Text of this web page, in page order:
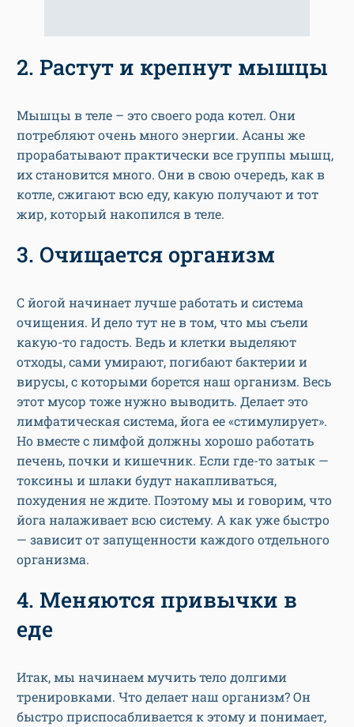
2. Растут и крепнут мышцы
Мышцы в теле – это своего рода котел. Они
потребляют очень много энергии. Асаны же
прорабатывают практически все группы мышц,
их становится много. Они в свою очередь, как в
котле, сжигают всю еду, какую получают и тот
жир, который накопился в теле.
3. Очищается организм
С йогой начинает лучше работать и система
очищения. И дело тут не в том, что мы съели
какую-то гадость. Ведь и клетки выделяют
отходы, сами умирают, погибают бактерии и
вирусы, с которыми борется наш организм. Весь
этот мусор тоже нужно выводить. Делает это
лимфатическая система, йога ее «стимулирует».
Но вместе с лимфой должны хорошо работать
печень, почки и кишечник. Если где-то затык —
токсины и шлаки будут накапливаться,
похудения не ждите. Поэтому мы и говорим, что
йога налаживает всю систему. А как уже быстро
— зависит от запущенности каждого отдельного
организма.
4. Меняются привычки в
еде
Итак, мы начинаем мучить тело долгими
тренировками. Что делает наш организм? Он
быстро приспосабливается к этому и понимает,